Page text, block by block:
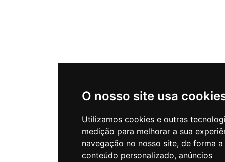
O nosso site usa
Utilizamos cookies e outras
medição para melhorar a sua
navegação no nosso site, de forma
conteúdo personalizado, anúncios